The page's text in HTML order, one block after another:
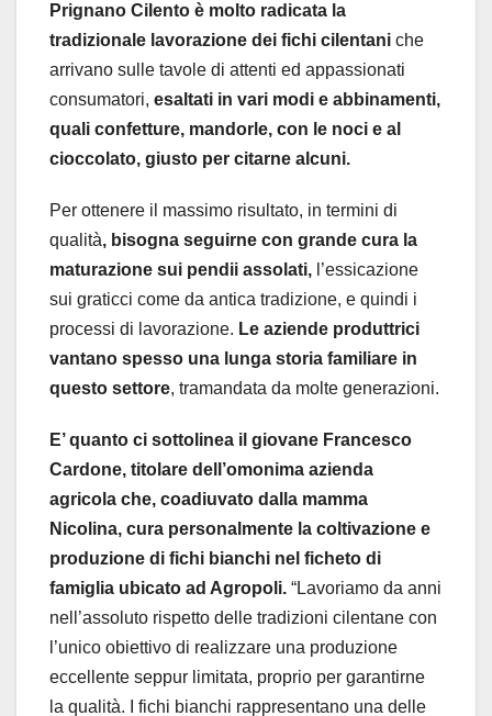
Prignano Cilento è molto radicata la
tradizionale lavorazione dei fichi cilentani che
arrivano sulle tavole di attenti ed appassionati
consumatori, esaltati in vari modi e abbinamenti,
quali confetture, mandorle, con le noci e al
cioccolato, giusto per citarne alcuni.
Per ottenere il massimo risultato, in termini di
qualità, bisogna seguirne con grande cura la
maturazione sui pendii assolati, l’essicazione
sui graticci come da antica tradizione, e quindi i
processi di lavorazione. Le aziende produttrici
vantano spesso una lunga storia familiare in
questo settore, tramandata da molte generazioni.
E’ quanto ci sottolinea il giovane Francesco
Cardone, titolare dell’omonima azienda
agricola che, coadiuvato dalla mamma
Nicolina, cura personalmente la coltivazione e
produzione di fichi bianchi nel ficheto di
famiglia ubicato ad Agropoli. “Lavoriamo da anni
nell’assoluto rispetto delle tradizioni cilentane con
l’unico obiettivo di realizzare una produzione
eccellente seppur limitata, proprio per garantirne
la qualità. I fichi bianchi rappresentano una delle